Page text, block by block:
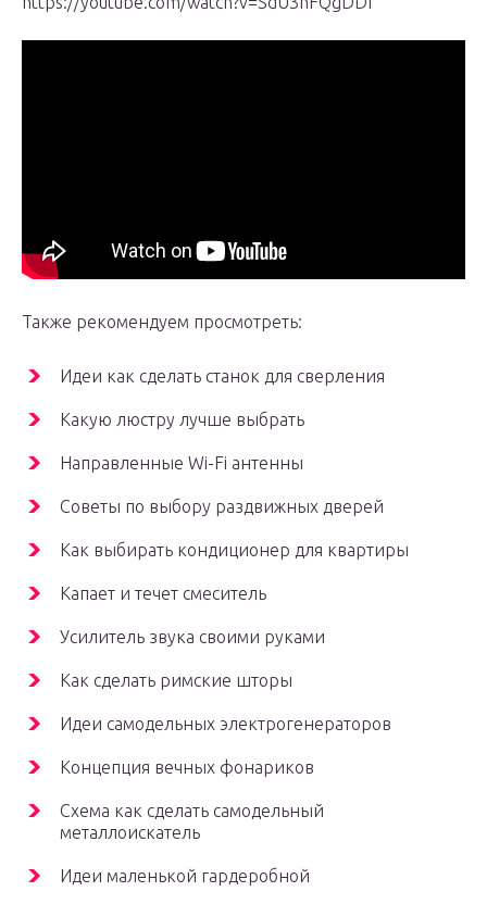
Также рекомендуем просмотреть:
Идеи как сделать станок для сверления
Какую люстру лучше выбрать
Направленные Wi-Fi антенны
Советы по выбору раздвижных дверей
Как выбирать кондиционер для квартиры
Капает и течет смеситель
Усилитель звука своими руками
Как сделать римские шторы
Идеи самодельных электрогенераторов
Концепция вечных фонариков
Схема как сделать самодельный
металлоискатель
Идеи маленькой гардеробной